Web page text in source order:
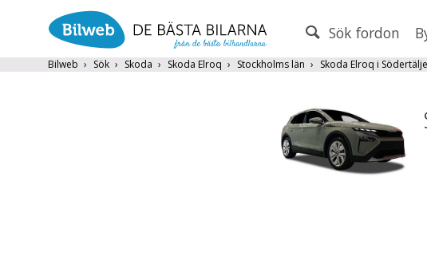
Sök fordon
Bilweb Sök Skoda Skoda Elroq Stockholms län Skoda Elroq i Södertälje
Endast fordon från MRF-anslutna handlare
Fritext